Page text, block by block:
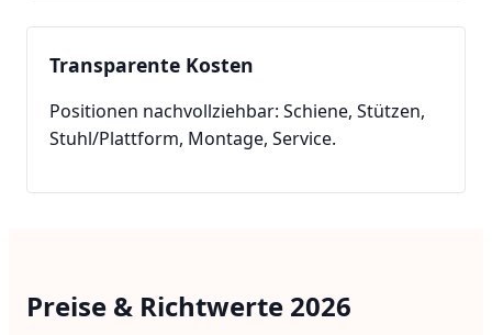
Transparente Kosten
Positionen nachvollziehbar: Schiene, Stützen,
Stuhl/Plattform, Montage, Service.
Preise & Richtwerte 2026